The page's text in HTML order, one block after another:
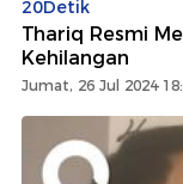
20Detik
Thariq Resmi
Kehilangan
Jumat, 26 Jul 2024